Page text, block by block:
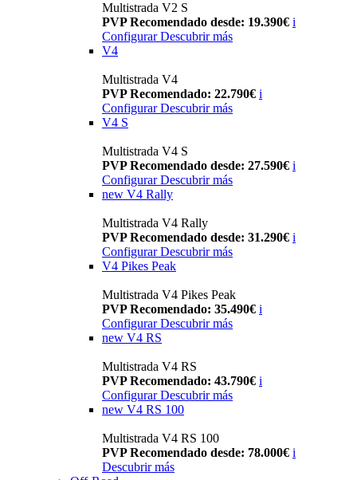
Multistrada V2 S
PVP Recomendado desde: 19.390€ i
Configurar Descubrir más
V4
Multistrada V4
PVP Recomendado: 22.790€ i
Configurar Descubrir más
V4 S
Multistrada V4 S
PVP Recomendado desde: 27.590€ i
Configurar Descubrir más
new V4 Rally
Multistrada V4 Rally
PVP Recomendado desde: 31.290€ i
Configurar Descubrir más
V4 Pikes Peak
Multistrada V4 Pikes Peak
PVP Recomendado: 35.490€ i
Configurar Descubrir más
new V4 RS
Multistrada V4 RS
PVP Recomendado: 43.790€ i
ConfigurarDescubrir más
new V4 RS 100
Multistrada V4 RS 100
PVP Recomendado desde: 78.000€ i
Descubrir más